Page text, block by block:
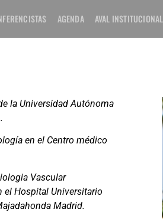
AGENDA AVAL INSTITUCIONAL
la Universidad Autónoma
en el Centro médico
Vascular
el Hospital Universitario
Madrid.